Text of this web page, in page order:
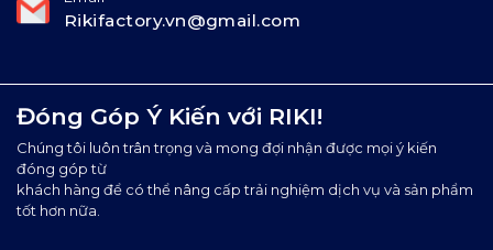
Rikifactory.vn@gmail.com
Đóng Góp Ý Kiến với RIKI!
Chúng tôi luôn trân trọng và mong đợi nhận được mọi ý kiến
đóng góp từ
khách hàng để có thể nâng cấp trải nghiệm dịch vụ và sản phẩm
tốt hơn nữa.